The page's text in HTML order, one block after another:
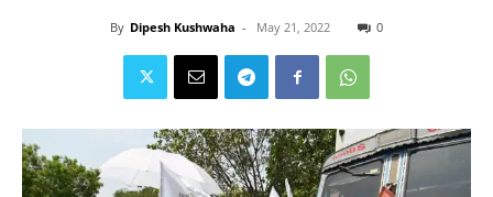
By Dipesh Kushwaha - May 21, 2022 0